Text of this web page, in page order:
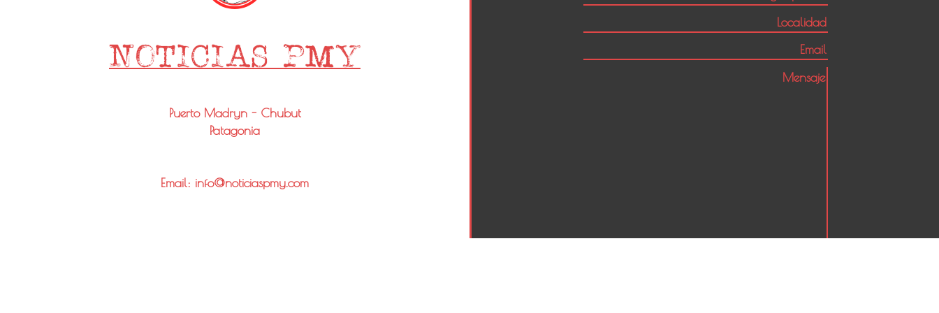
Puerto Madryn - Chubut
Patagonia
Email: info@noticiaspmy.com